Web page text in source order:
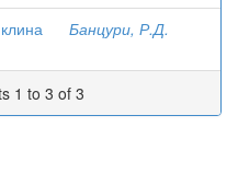
Банцури, Р.Д.
1 to 3 of 3